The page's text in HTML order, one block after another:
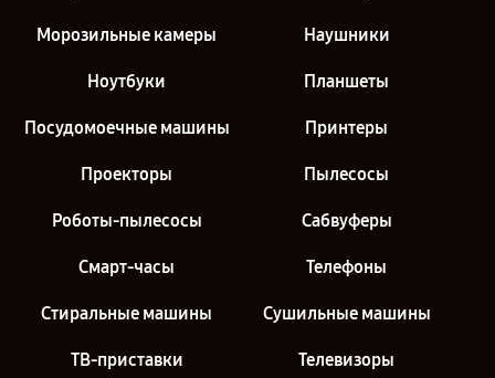
Морозильные камеры Наушники
Ноутбуки Планшеты
Посудомоечные машины Принтеры
Проекторы Пылесосы
Роботы-пылесосы Сабвуферы
Смарт-часы Телефоны
Стиральные машины Сушильные машины
ТВ-приставки Телевизоры